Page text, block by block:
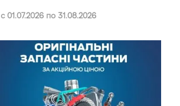
с 01.07.2026 по 31.08.2026